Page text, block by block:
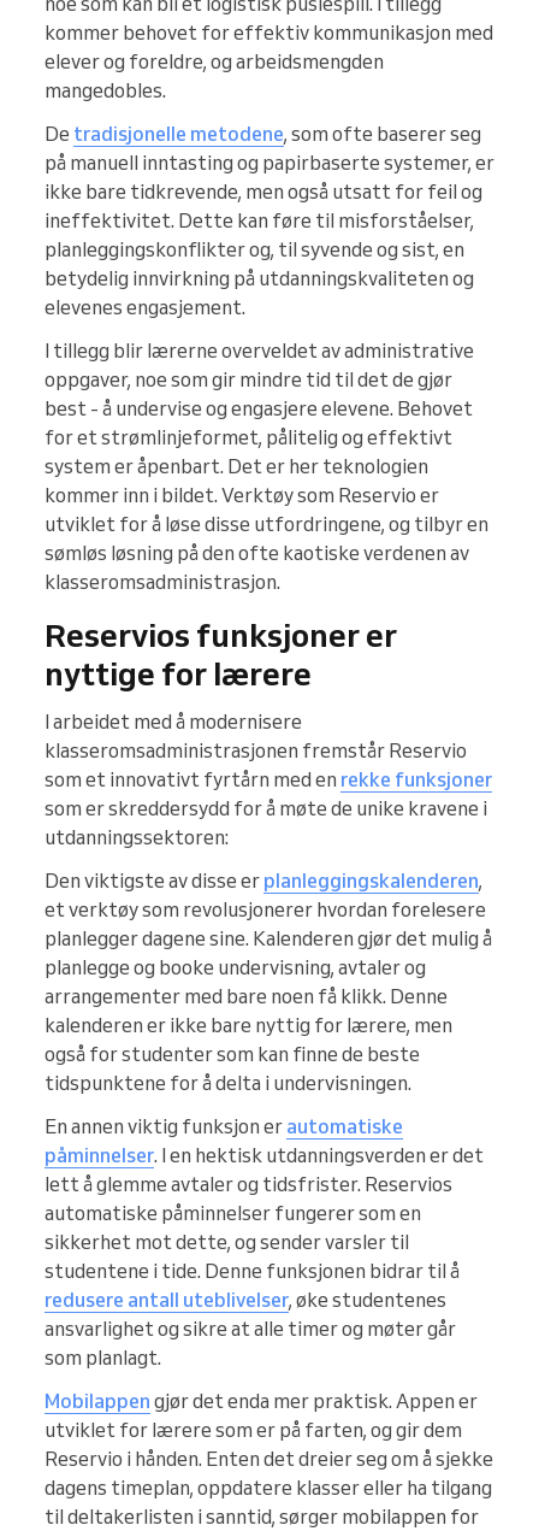
kommer behovet for effektiv kommunikasjon med
elever og foreldre, og arbeidsmengden
mangedobles.
De tradisjonelle metodene, som ofte baserer seg
på manuell inntasting og papirbaserte systemer, er
ikke bare tidkrevende, men også utsatt for feil og
ineffektivitet. Dette kan føre til misforståelser,
planleggingskonflikter og, til syvende og sist, en
betydelig innvirkning på utdanningskvaliteten og
elevenes engasjement.
I tillegg blir lærerne overveldet av administrative
oppgaver, noe som gir mindre tid til det de gjør
best - å undervise og engasjere elevene. Behovet
for et strømlinjeformet, pålitelig og effektivt
system er åpenbart. Det er her teknologien
kommer inn i bildet. Verktøy som Reservio er
utviklet for å løse disse utfordringene, og tilbyr en
sømløs løsning på den ofte kaotiske verdenen av
klasseromsadministrasjon.
Reservios funksjoner er
nyttige for lærere
I arbeidet med å modernisere
klasseromsadministrasjonen fremstår Reservio
som et innovativt fyrtårn med en rekke funksjoner
som er skreddersydd for å møte de unike kravene i
utdanningssektoren:
Den viktigste av disse er planleggingskalenderen,
et verktøy som revolusjonerer hvordan forelesere
planlegger dagene sine. Kalenderen gjør det mulig å
planlegge og booke undervisning, avtaler og
arrangementer med bare noen få klikk. Denne
kalenderen er ikke bare nyttig for lærere, men
også for studenter som kan finne de beste
tidspunktene for å delta i undervisningen.
En annen viktig funksjon er automatiske
påminnelser. I en hektisk utdanningsverden er det
lett å glemme avtaler og tidsfrister. Reservios
automatiske påminnelser fungerer som en
sikkerhet mot dette, og sender varsler til
studentene i tide. Denne funksjonen bidrar til å
redusere antall uteblivelser, øke studentenes
ansvarlighet og sikre at alle timer og møter går
som planlagt.
Mobilappen gjør det enda mer praktisk. Appen er
utviklet for lærere som er på farten, og gir dem
Reservio i hånden. Enten det dreier seg om å sjekke
dagens timeplan, oppdatere klasser eller ha tilgang
til deltakerlisten i sanntid, sørger mobilappen for